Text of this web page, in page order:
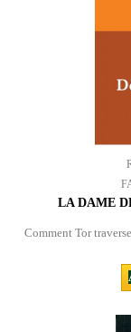
LA DAME
Comment Tor